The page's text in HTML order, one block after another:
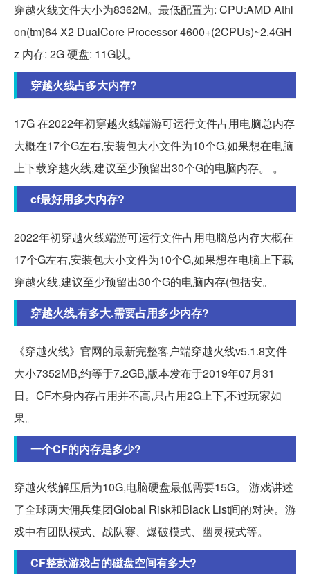
穿越火线文件大小为8362M。最低配置为: CPU:AMD Athl
on(tm)64 X2 DualCore Processor 4600+(2CPUs)~2.4GH
z 内存: 2G 硬盘: 11G以。
穿越火线占多大内存?
17G 在2022年初穿越火线端游可运行文件占用电脑总内存
大概在17个G左右,安装包大小文件为10个G,如果想在电脑
上下载穿越火线,建议至少预留出30个G的电脑内存。 。
cf最好用多大内存?
2022年初穿越火线端游可运行文件占用电脑总内存大概在
17个G左右,安装包大小文件为10个G,如果想在电脑上下载
穿越火线,建议至少预留出30个G的电脑内存(包括安。
穿越火线,有多大.需要占用多少内存?
《穿越火线》官网的最新完整客户端穿越火线v5.1.8文件
大小7352MB,约等于7.2GB,版本发布于2019年07月31
日。CF本身内存占用并不高,只占用2G上下,不过玩家如
果。
一个CF的内存是多少?
穿越火线解压后为10G,电脑硬盘最低需要15G。 游戏讲述
了全球两大佣兵集团Global Risk和Black List间的对决。游
戏中有团队模式、战队赛、爆破模式、幽灵模式等。
CF整款游戏占的磁盘空间有多大?